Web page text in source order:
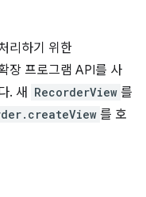
리하기 위한
장 프로그램 API를 사
. 새
RecorderView 를
를 호